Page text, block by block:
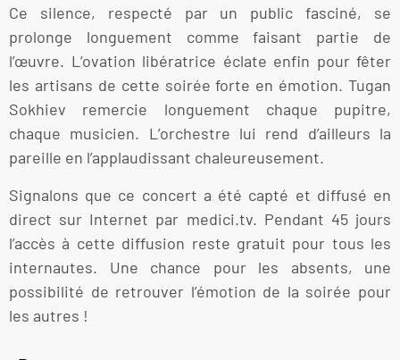
Ce silence, respecté par un public fasciné, se
prolonge longuement comme faisant partie de
l’œuvre. L’ovation libératrice éclate enfin pour fêter
les artisans de cette soirée forte en émotion. Tugan
Sokhiev remercie longuement chaque pupitre,
chaque musicien. L’orchestre lui rend d’ailleurs la
pareille en l’applaudissant chaleureusement.
Signalons que ce concert a été capté et diffusé en
direct sur Internet par medici.tv. Pendant 45 jours
l’accès à cette diffusion reste gratuit pour tous les
internautes. Une chance pour les absents, une
possibilité de retrouver l’émotion de la soirée pour
les autres !